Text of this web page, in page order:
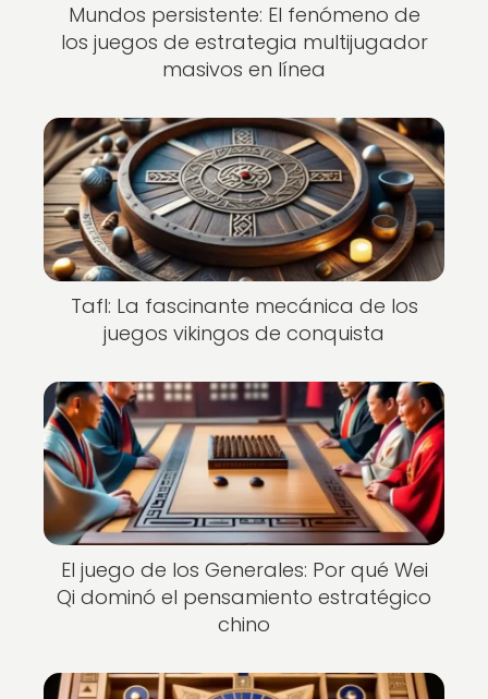
Mundos persistente: El fenómeno de
los juegos de estrategia multijugador
masivos en línea
Tafl: La fascinante mecánica de los
juegos vikingos de conquista
El juego de los Generales: Por qué Wei
Qi dominó el pensamiento estratégico
chino